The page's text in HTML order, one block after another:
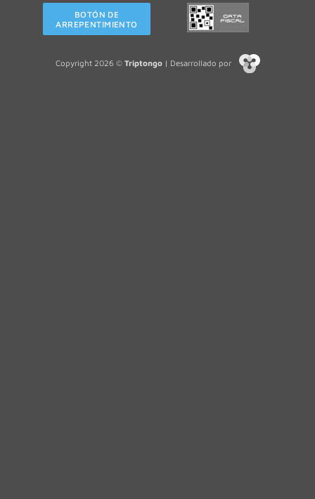
BOTÓN DE
ARREPENTIMIENTO
Copyright 2026 © Triptongo| Desarrollado por